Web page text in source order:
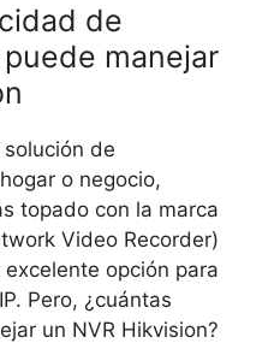
de
manejar
de
o negocio,
topado con la marca
Video Recorder)
opción para
Pero, ¿cuántas
un NVR Hikvision?